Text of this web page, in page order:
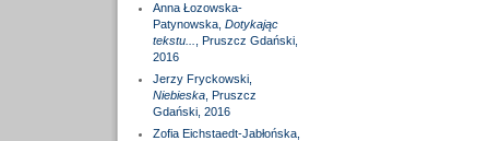
Anna Łozowska-
Patynowska, Dotykając
tekstu...
, Pruszcz Gdański,
2016
Jerzy Fryckowski,
Niebieska, Pruszcz
Gdański, 2016
Zofia Eichstaedt-Jabłońska,